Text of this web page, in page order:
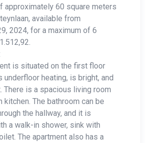
approximately 60 square meters
available from
2024, for a maximum of 6
is situated on the first floor
underfloor heating, is bright, and
There is a spacious living room
kitchen. The bathroom can be
the hallway, and it is
a walk-in shower, sink with
The apartment also has a